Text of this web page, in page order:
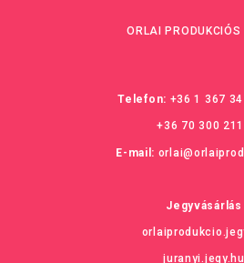
ORLAI PRODUKCIÓS
Telefon: +36 1 367
+36 70 300
E-mail:
Jegyvásárlás
juranyi.jegy.hu